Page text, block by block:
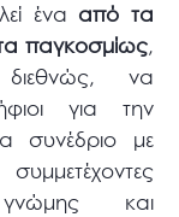
ένα από τα
παγκοσμίως,
να
για την
συνέδριο με
και